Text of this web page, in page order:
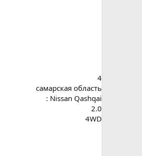
4
самарская область
: Nissan Qashqai
2.0
4WD